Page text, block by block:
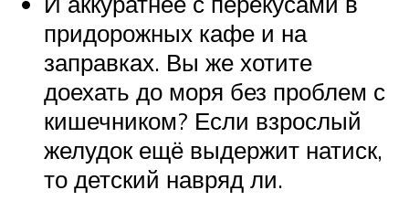
придорожных кафе и на
заправках. Вы же хотите
доехать до моря без проблем с
кишечником? Если взрослый
желудок ещё выдержит натиск,
то детский навряд ли.